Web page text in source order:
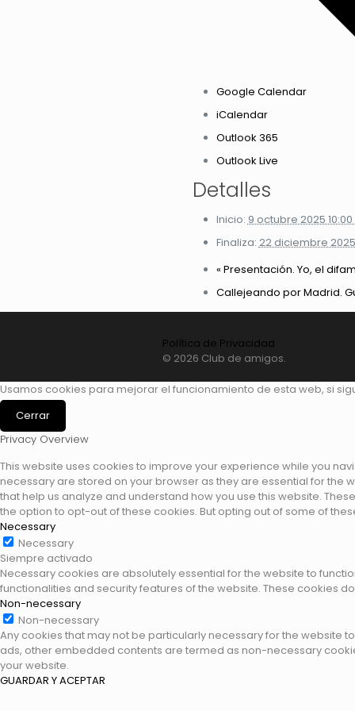
Google Calendar
iCalendar
Outlook 365
Outlook Live
Detalles
Inicio: 9 octubre 2025
Finaliza: 22 diciembre
« Presentación. Yo, el
Callejeando por Madrid.
Política de Privacidad
© 2026 Club de amigos.
Usamos cookies para mejorar el funcionamiento de esta web, si
Cerrar
Privacy Overview
This website uses cookies to improve your experience while you
necessary are stored on your browser as they are essential for the
that help us analyze and understand how you use this website.
the option to opt-out of these cookies. But opting out of some of
Necessary
Necessary
Siempre activado
Necessary cookies are absolutely essential for the website to
functionalities and security features of the website. These cookies
Non-necessary
Non-necessary
Any cookies that may not be particularly necessary for the website
ads, other embedded contents are termed as non-necessary
your website.
GUARDAR Y ACEPTAR